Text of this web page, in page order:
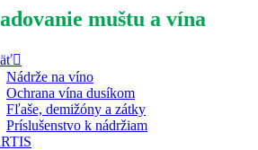
muštu a vína
Nádrže na víno
Ochrana vína dusíkom
Fľaše, demižóny a zátky
Príslušenstvo k nádržiam